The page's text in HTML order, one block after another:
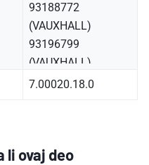
93188772
(VAUXHALL)
93196799
(VAUXHALL)
55192348 (ALFA
55204941 (ALFA
7.00020.18.0
li ovaj deo